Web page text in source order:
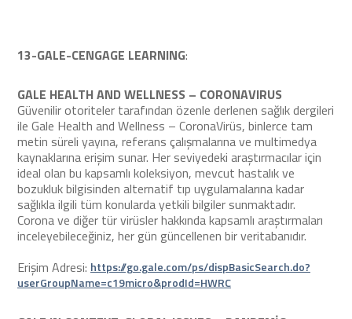
13-GALE-CENGAGE LEARNING:
GALE HEALTH AND WELLNESS – CORONAVIRUS
Güvenilir otoriteler tarafından özenle derlenen sağlık dergileri
ile Gale Health and Wellness – CoronaVirüs, binlerce tam
metin süreli yayına, referans çalışmalarına ve multimedya
kaynaklarına erişim sunar. Her seviyedeki araştırmacılar için
ideal olan bu kapsamlı koleksiyon, mevcut hastalık ve
bozukluk bilgisinden alternatif tıp uygulamalarına kadar
sağlıkla ilgili tüm konularda yetkili bilgiler sunmaktadır.
Corona ve diğer tür virüsler hakkında kapsamlı araştırmaları
inceleyebileceğiniz, her gün güncellenen bir veritabanıdır.
Erişim Adresi: https://go.gale.com/ps/dispBasicSearch.do?
userGroupName=c19micro&prodId=HWRC